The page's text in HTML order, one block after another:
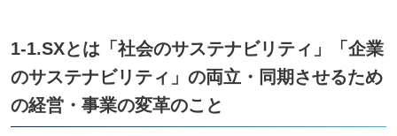
1-1.SXとは「社会のサステナビリティ」「企業
のサステナビリティ」の両立・同期させるため
の経営・事業の変革のこと